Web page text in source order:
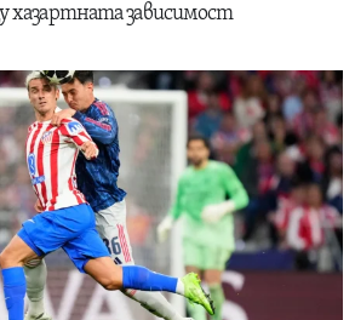
хазартната зависимост